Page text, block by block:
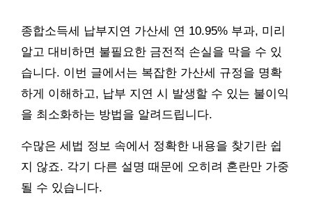
종합소득세 납부지연 가산세 연 10.95% 부과, 미리
알고 대비하면 불필요한 금전적 손실을 막을 수 있
습니다. 이번 글에서는 복잡한 가산세 규정을 명확
하게 이해하고, 납부 지연 시 발생할 수 있는 불이익
을 최소화하는 방법을 알려드립니다.
수많은 세법 정보 속에서 정확한 내용을 찾기란 쉽
지 않죠. 각기 다른 설명 때문에 오히려 혼란만 가중
될 수 있습니다.